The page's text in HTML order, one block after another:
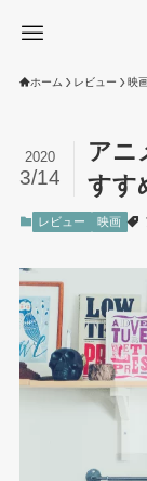
ホーム レビュー 映
アニ
すす
2020
3/14
レビュー 映画